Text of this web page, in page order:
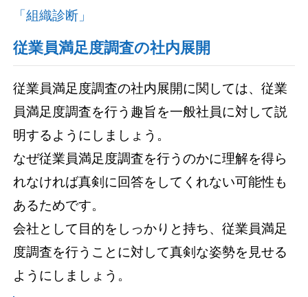
「組織診断」
従業員満足度調査の社内展開
従業員満足度調査の社内展開に関しては、従業
員満足度調査を行う趣旨を一般社員に対して説
明するようにしましょう。
なぜ従業員満足度調査を行うのかに理解を得ら
れなければ真剣に回答をしてくれない可能性も
あるためです。
会社として目的をしっかりと持ち、従業員満足
度調査を行うことに対して真剣な姿勢を見せる
ようにしましょう。